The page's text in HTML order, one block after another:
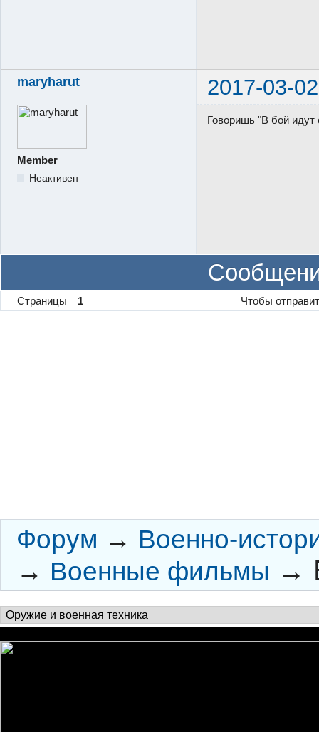
maryharut 2017-03-
Member
Неактивен
Говоришь "В бой идут
Страницы 1 Чтобы
Форум → Военно-
→ Военные фильмы →